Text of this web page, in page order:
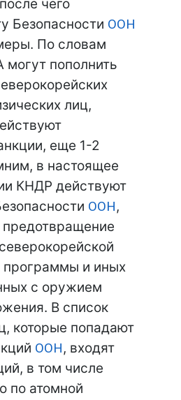
чего
Безопасности ООН
По словам
пополнить
лиц,
еще 1-2
в настоящее
КНДР действуют
ООН,
программы и иных
с оружием
В список
которые попадают
ООН, входят
в том числе
по атомной